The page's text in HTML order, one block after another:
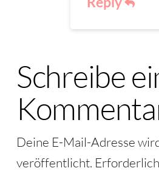
Schreibe
Deine E-Mail-Adresse
veröffentlicht.